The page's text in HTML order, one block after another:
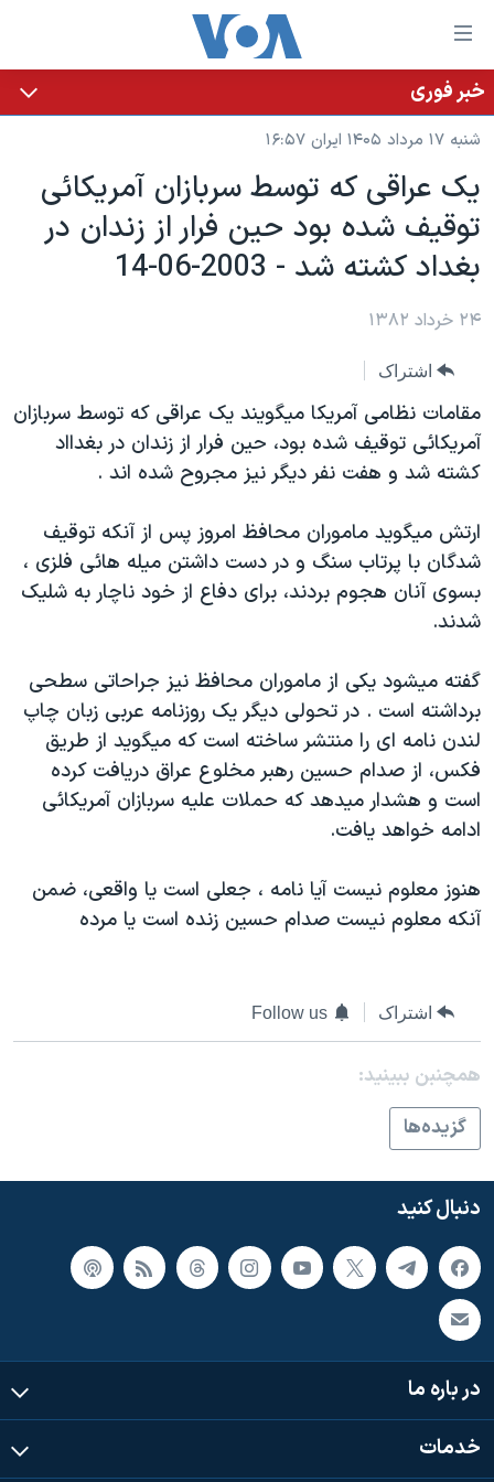
لینکهای
قابل
دسترسی
جهش
محتوای
اصلی
جهش
به
صفحه
جهش
جستجو
خانه
نسخه سبک وب‌سایت
موضوع ها
ایران
آمریکا
جهان
ویژه برنامه‌ها
ویدیوها
حقوق شهروندی
اقتصادی
اسرائیل در جنگ
گالری عکس
آرشیو پخش زنده
برنامه های تلویزیونی
جدول برنامه ها
صفحه‌های ویژه
۲۵۰سالگی آمریکا
بایگانی برنامه‌های تلویزیونی
انتخابات ریاست جمهوری آمریکا ۲۰۲۴
حمله جمهوری اسلامی به اسرائیل
ورزش زنان در ایران
اعتراضات زن، زندگی، آزادی
مجموعه مستندهای دادخواهی
تریبونال مردمی آبان ۹۸
دادگاه حمید نوری
قانون شفافیت دارائی کادر رهبری ایران
همایش محافظه‌کاران آمریکا «سی‌پک»
صفحه‌های ویژه
سفر پرزیدنت ترامپ به چین
فرکانس‌های صدای آمریکا
یادگیری زبان انگلیسی
زبانهای مختلف
خبر فوری
شنبه ۱۷ مرداد ۱۴۰۵ ایران ۱۶:۵۷
يک عراقی که توسط سربازان آمريکائی
توقيف شده بود حين فرار از زندان در
بغداد کشته شد - 2003-06-14
۲۴ خرداد ۱۳۸۲
اشتراک
مقامات نظامی آمريکا ميگويند يک عراقی که توسط سربازان
آمريکائی توقيف شده بود، حين فرار از زندان در بغدااد
کشته شد و هفت نفر ديگر نيز مجروح شده اند .
ارتش ميگويد ماموران محافظ امروز پس از آنکه توقيف
شدگان با پرتاب سنگ و در دست داشتن ميله هائی فلزی ،
بسوی آنان هجوم بردند، برای دفاع از خود ناچار به شليک
شدند.
گفته ميشود يکی از ماموران محافظ نيز جراحاتی سطحی
برداشته است . در تحولی ديگر يک روزنامه عربی زبان چاپ
لندن نامه ای را منتشر ساخته است که ميگويد از طريق
فکس، از صدام حسين رهبر مخلوع عراق دريافت کرده
است و هشدار ميدهد که حملات عليه سربازان آمريکائی
ادامه خواهد يافت.
هنوز معلوم نيست آيا نامه ، جعلی است يا واقعی، ضمن
آنکه معلوم نيست صدام حسين زنده است يا مرده
اشتراک Follow us
همچنبن ببینید:
گزيده‌ها
دنبال کنید
در باره ما
خدمات